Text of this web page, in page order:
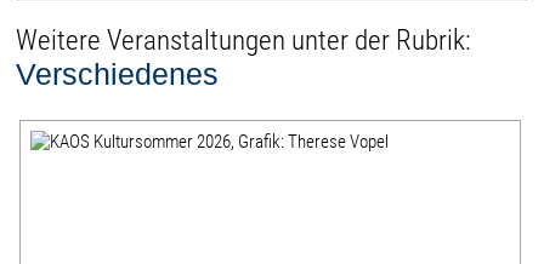
Weitere Veranstaltungen unter der Rubrik:
Verschiedenes